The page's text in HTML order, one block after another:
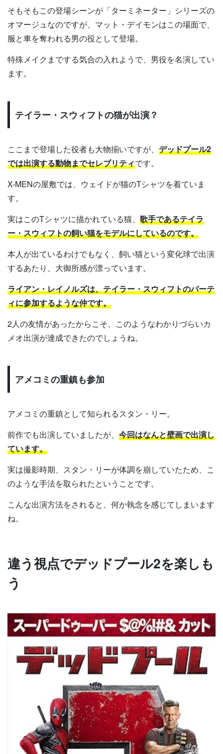
そもそもこの登場シーンが「ターミネーター」シリーズの
オマージュなのですが、マット・デイモンはこの場面で、
服と車を奪われる男の役として登場。
特殊メイクまでする気合の入れようで、男役を名演してい
ます。
テイラー・スウィフトの猫が出演？
ここまで登場した役者も大物揃いですが、 デッドプール2
では出演する動物までセレブリティです。
X-MENの屋敷では、ウェイドが猫のTシャツを着ていま
す。
実はこのTシャツに描かれている猫、 歌手であるテイラ
ー・スウィフトの飼い猫をモデルにしているのです。
本人が出ているわけでもなく、飼い猫という変化球で出演
するあたり、大御所感が漂っています。
ライアン・レイノルズは、テイラー・スウィフトのパーテ
ィに参加するような仲です。
2人の友情があったからこそ、このようなわかりづらいカ
メオ出演が達成できたのでしょうね。
アメコミの重鎮も参加
アメコミの重鎮として知られるスタン・リー。
前作でも出演していましたが、 今回はなんと壁画で出演し
ています。
実は撮影時期、スタン・リーが体調を崩していたため、こ
のような手法を取られたということです。
こんな出演方法をされると、何か執念を感じてしまいます
ね。
違う視点でデッドプール2を楽しも
う